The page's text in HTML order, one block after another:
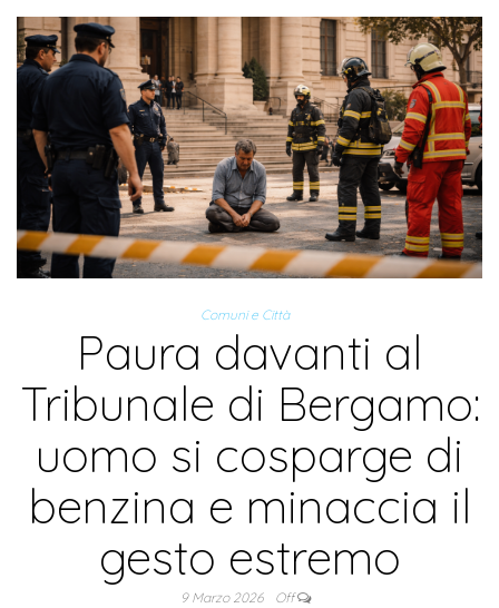
Comuni e Città
Paura davanti al
Tribunale di Bergamo:
uomo si cosparge di
benzina e minaccia il
gesto estremo
9 Marzo 2026 Off